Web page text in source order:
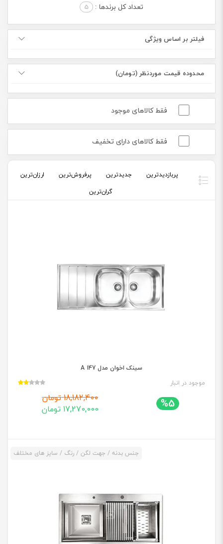
تعداد کل برندها : 5
فیلتر بر اساس ویژگی
محدوده قیمت موردنظر (تومان)
فقط کالاهای موجود
فقط کالاهای دارای تخفیف
سینک اخوان مدل 147 A
موجود در انبار
%5
18,182,400 تومان
17,270,000 تومان
جنس بدنه / جهت لگن / رنگ / سایز های مختلف